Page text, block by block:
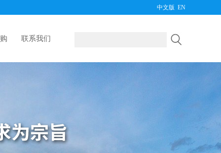
中文版 EN
联系我们